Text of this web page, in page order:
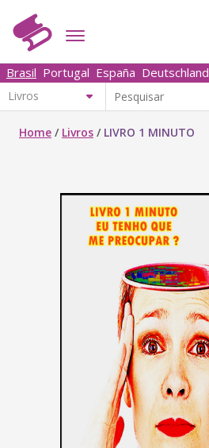
Brasil Portugal España Deutschland
Home / Livros / LIVRO 1 MINUTO